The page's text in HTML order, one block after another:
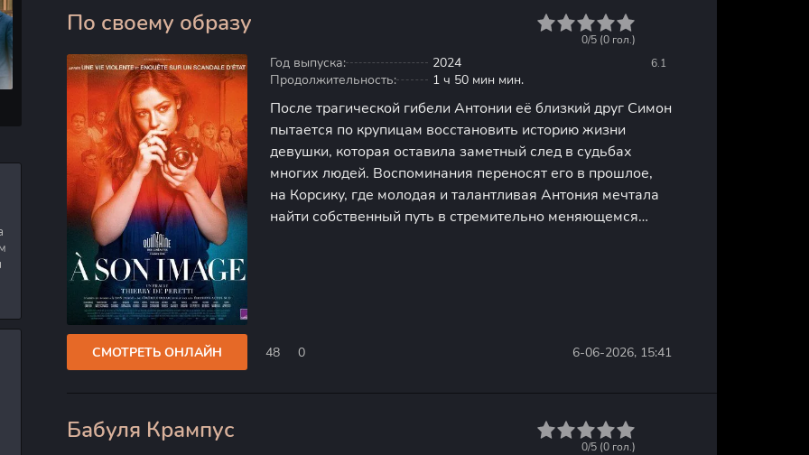
По своему образу
6.1
0/5 (0 гол.)
Год выпуска:
2024
Продолжительность:
1 ч 50 мин мин.
После трагической гибели Антонии её близкий друг Симон
пытается по крупицам восстановить историю жизни
девушки, которая оставила заметный след в судьбах
многих людей. Воспоминания переносят его в прошлое,
на Корсику, где молодая и талантливая Антония мечтала
найти собственный путь в стремительно меняющемся
СМОТРЕТЬ ОНЛАЙН 48 0 6-06-2026, 15:41
Бабуля Крампус
0/5 (0 гол.)